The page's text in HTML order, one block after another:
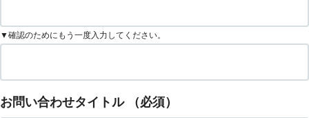
▼確認のためにもう一度入力してください。
お問い合わせタイトル （必須）